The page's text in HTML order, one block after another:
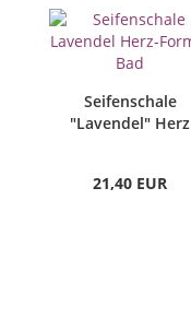
Seifenschale
"Lavendel" Herz
21,40 EUR